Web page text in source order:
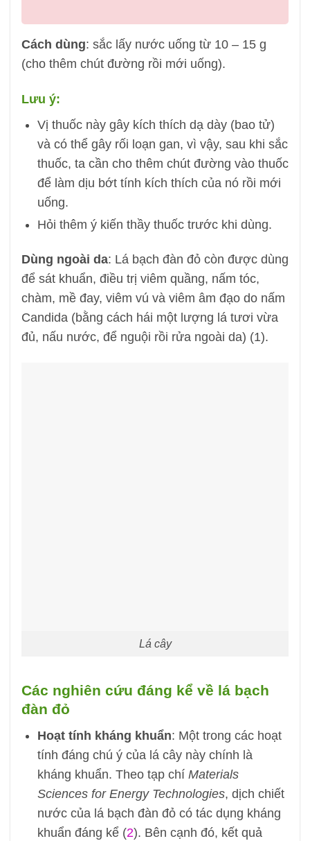
Cách dùng: sắc lấy nước uống từ 10 – 15 g
(cho thêm chút đường rồi mới uống).
Lưu ý:
Vị thuốc này gây kích thích dạ dày (bao tử)
và có thể gây rối loạn gan, vì vậy, sau khi sắc
thuốc, ta cần cho thêm chút đường vào thuốc
để làm dịu bớt tính kích thích của nó rồi mới
uống.
Hỏi thêm ý kiến thầy thuốc trước khi dùng.
Dùng ngoài da: Lá bạch đàn đỏ còn được dùng
để sát khuẩn, điều trị viêm quầng, nấm tóc,
chàm, mề đay, viêm vú và viêm âm đạo do nấm
Candida (bằng cách hái một lượng lá tươi vừa
đủ, nấu nước, để nguội rồi rửa ngoài da) (1).
Lá cây
Các nghiên cứu đáng kể về lá bạch
đàn đỏ
Hoạt tính kháng khuẩn: Một trong các hoạt
tính đáng chú ý của lá cây này chính là
kháng khuẩn. Theo tạp chí Materials
Sciences for Energy Technologies, dịch chiết
nước của lá bạch đàn đỏ có tác dụng kháng
khuẩn đáng kể (2). Bên cạnh đó, kết quả